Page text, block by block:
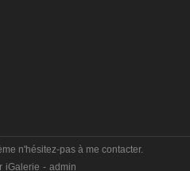
n'hésitez-pas à me contacter.
iGalerie - admin